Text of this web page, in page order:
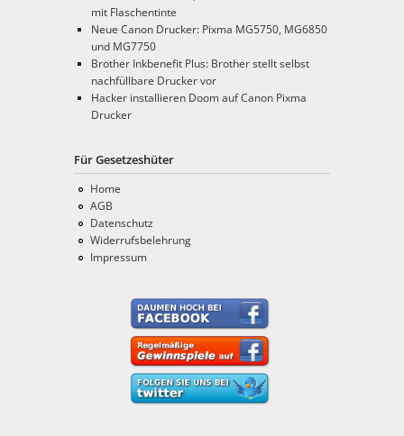
mit Flaschentinte
Neue Canon Drucker: Pixma MG5750, MG6850
und MG7750
Brother Inkbenefit Plus: Brother stellt selbst
nachfüllbare Drucker vor
Hacker installieren Doom auf Canon Pixma
Drucker
Für Gesetzeshüter
Home
AGB
Datenschutz
Widerrufsbelehrung
Impressum